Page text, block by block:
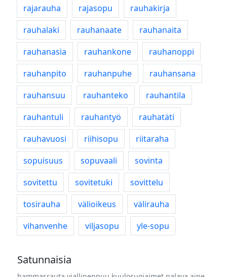
rajarauha
rajasopu
rauhakirja
rauhalaki
rauhanaate
rauhanaita
rauhanasia
rauhankone
rauhanoppi
rauhanpito
rauhanpuhe
rauhansana
rauhansuu
rauhanteko
rauhantila
rauhantuli
rauhantyö
rauhatäti
rauhavuosi
riihisopu
riitaraha
sopuisuus
sopuvaali
sovinta
sovitettu
sovitetuki
sovittelu
tosirauha
välioikeus
välirauha
vihanvenhe
viljasopu yle-sopu
Satunnaisia